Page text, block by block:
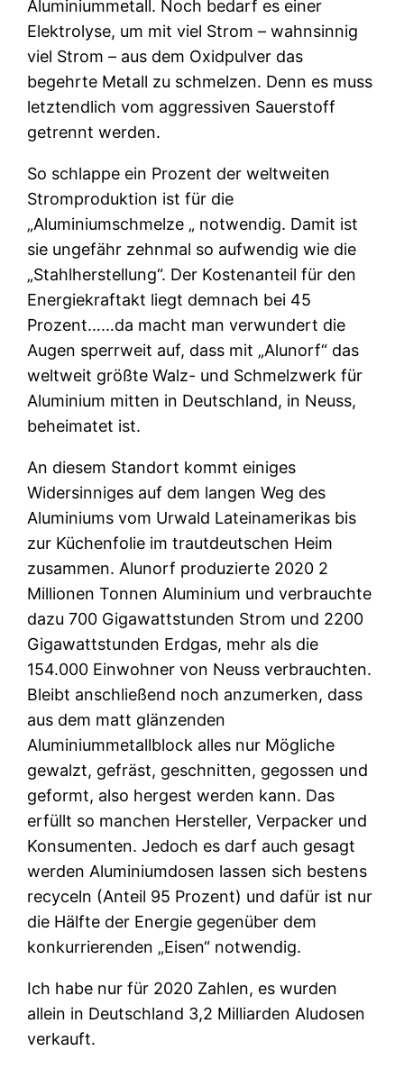
Aluminiummetall. Noch bedarf es einer
Elektrolyse, um mit viel Strom – wahnsinnig
viel Strom – aus dem Oxidpulver das
begehrte Metall zu schmelzen. Denn es muss
letztendlich vom aggressiven Sauerstoff
getrennt werden.
So schlappe ein Prozent der weltweiten
Stromproduktion ist für die
„Aluminiumschmelze „ notwendig. Damit ist
sie ungefähr zehnmal so aufwendig wie die
„Stahlherstellung“. Der Kostenanteil für den
Energiekraftakt liegt demnach bei 45
Prozent……da macht man verwundert die
Augen sperrweit auf, dass mit „Alunorf“ das
weltweit größte Walz- und Schmelzwerk für
Aluminium mitten in Deutschland, in Neuss,
beheimatet ist.
An diesem Standort kommt einiges
Widersinniges auf dem langen Weg des
Aluminiums vom Urwald Lateinamerikas bis
zur Küchenfolie im trautdeutschen Heim
zusammen. Alunorf produzierte 2020 2
Millionen Tonnen Aluminium und verbrauchte
dazu 700 Gigawattstunden Strom und 2200
Gigawattstunden Erdgas, mehr als die
154.000 Einwohner von Neuss verbrauchten.
Bleibt anschließend noch anzumerken, dass
aus dem matt glänzenden
Aluminiummetallblock alles nur Mögliche
gewalzt, gefräst, geschnitten, gegossen und
geformt, also hergest werden kann. Das
erfüllt so manchen Hersteller, Verpacker und
Konsumenten. Jedoch es darf auch gesagt
werden Aluminiumdosen lassen sich bestens
recyceln (Anteil 95 Prozent) und dafür ist nur
die Hälfte der Energie gegenüber dem
konkurrierenden „Eisen“ notwendig.
Ich habe nur für 2020 Zahlen, es wurden
allein in Deutschland 3,2 Milliarden Aludosen
verkauft.